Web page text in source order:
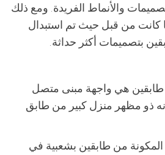
والأنماط الفريدة. ومع ذلك
كانت من قبل حيث تم استبدال
بتصميمات أكثر حداثة.
هي واجهة مبنى متصل
ذو مظهر منزل كبير من طابق
من طابقين بشعبية في